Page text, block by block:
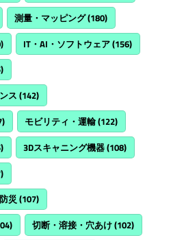
測量・マッピング(180)
IT・AI・ソフトウェア(156)
ス (142)
モビリティ・運輸(122)
3Dスキャニング機器(108)
災(107)
切断・溶接・穴あけ(102)